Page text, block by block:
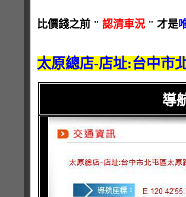
比價錢之前 " 認清車況 " 才是
太原總店-店址:台中市
導